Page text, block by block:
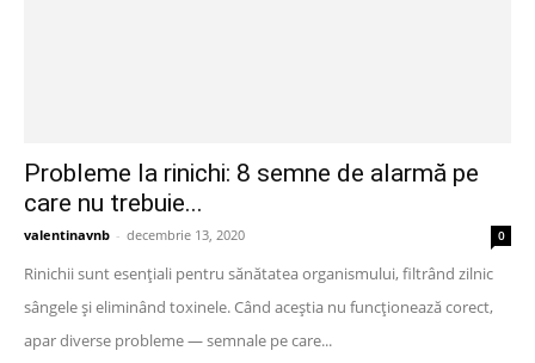
Probleme la rinichi: 8 semne de alarmă pe
care nu trebuie...
valentinavnb - decembrie 13, 2020 0
Rinichii sunt esențiali pentru sănătatea organismului, filtrând zilnic
sângele și eliminând toxinele. Când aceștia nu funcționează corect,
apar diverse probleme — semnale pe care...